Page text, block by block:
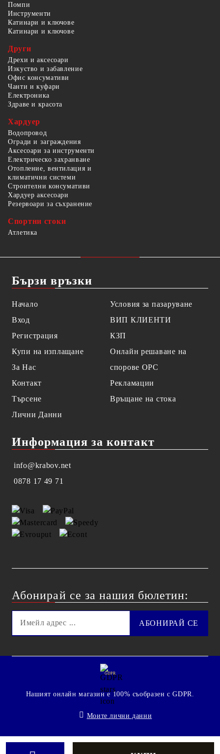
Помпи
Инструменти
Катинари и ключове
Катинари и ключове
Други
Дрехи и аксесоари
Изкуство и забавление
Офис консумативи
Чанти и куфари
Електроника
Здраве и красота
Хардуер
Водопровод
Огради и заграждения
Аксесоари за инструменти
Електрическо захранване
Отопление, вентилация и
климатични системи
Строителни консумативи
Хардуер аксесоари
Резервоари за съхранение
Спортни стоки
Атлетика
Бързи връзки
Начало
Вход
Регистрация
Купи на изплащане
За Нас
Контакт
Търсене
Лични Данни
Условия за пазаруване
ВИП КЛИЕНТИ
КЗП
Онлайн решаване на
спорове OPC
Рекламации
Връщане на стока
Информация за контакт
info@krabov.net
0878 17 49 71
Абонирай се за нашия бюлетин:
GDPR
Нашият онлайн магазин е 100% съобразен с GDPR.
Моите лични данни